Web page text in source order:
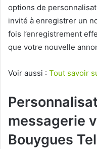
options de
invité à enregistrer un
fois l’enregistrement
que votre nouvelle
Voir aussi : Tout savoir
messagerie
Bouygues